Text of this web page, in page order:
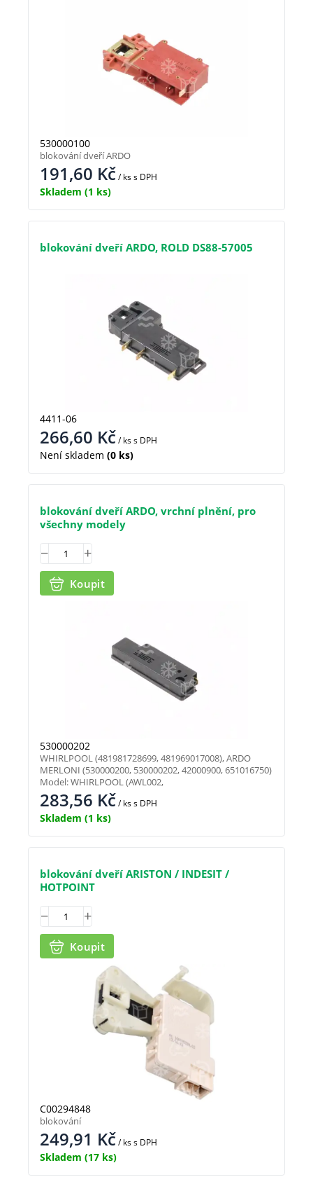
530000100
191,60 Kč/ kss DPH
Skladem (1 ks)
blokování dveří ARDO
blokování dveří ARDO, ROLD DS88-57005
4411-06
266,60 Kč/ kss DPH
Není skladem (0 ks)
blokování dveří ARDO, vrchní plnění, pro
všechny modely
530000202
283,56 Kč/ kss DPH
Skladem (1 ks)
Koupit
WHIRLPOOL (481981728699, 481969017008), ARDO
MERLONI (530000200, 530000202, 42000900, 651016750)
Model: WHIRLPOOL (AWL002,
blokování dveří ARISTON / INDESIT /
HOTPOINT
C00294848
249,91 Kč/ kss DPH
Skladem (17 ks)
Koupit
blokování